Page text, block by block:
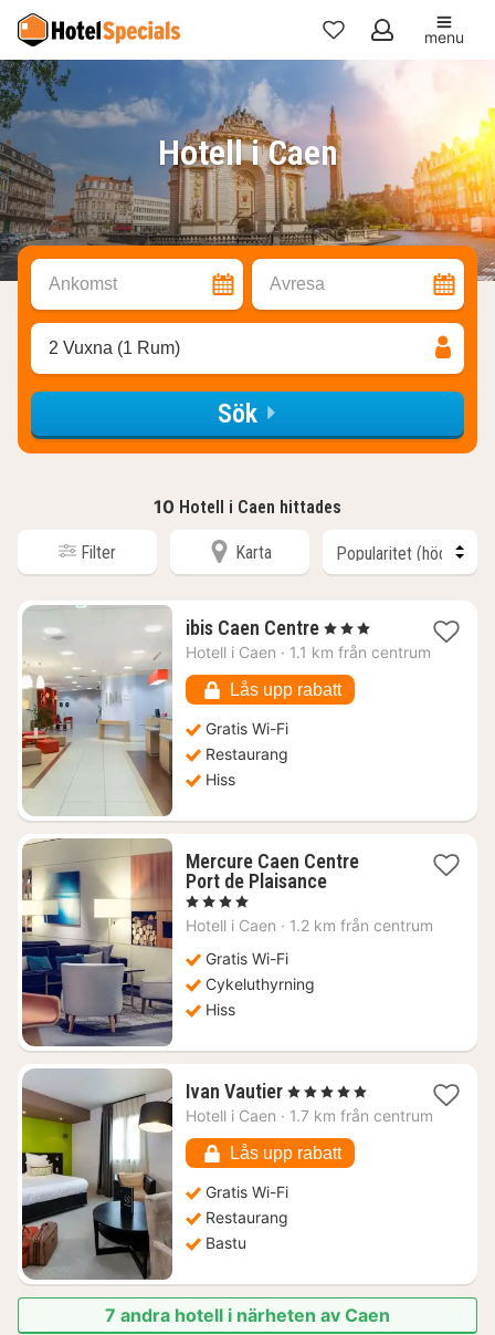
Mina
favoriter
menu
Hotell i Caen
Ankomst Avresa
2 Vuxna (1 Rum)
Sök
10 Hotell i Caen hittades
Filter Karta
ibis Caen Centre1
natt
1452
kr.
, 3 Stjärnor
Hotell i Caen · 1.1 km från centrum
Lås upp rabatt
Gratis Wi-Fi
Restaurang
Hiss
Mercure Caen Centre
Port de Plaisance1
från
, 4 Stjärnor
Hotell i Caen · 1.2 km från centrum
Gratis Wi-Fi
Cykeluthyrning
Hiss
Ivan Vautier1
natt
1349
kr.
, 5 Stjärnor
Hotell i Caen · 1.7 km från centrum
Lås upp rabatt
Gratis Wi-Fi
Restaurang
Bastu
7 andra hotell i närheten av Caen